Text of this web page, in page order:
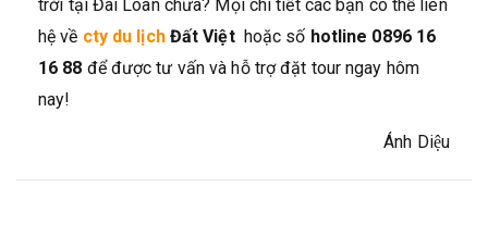
trời tại Đài Loan chưa? Mọi chi tiết các bạn có thể liên
hệ về cty du lịchĐất Việthoặc số hotline 0896 16
16 88 để được tư vấn và hỗ trợ đặt tour ngay hôm
nay!
Ánh Diệu